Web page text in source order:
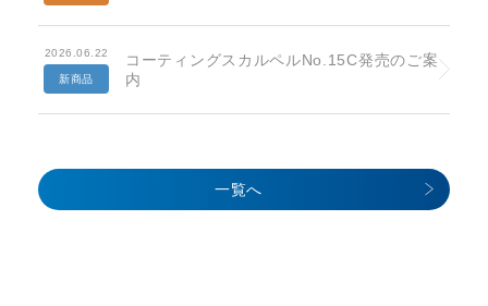
2026.06.22
新商品
コーティングスカルペルNo.15C発売のご案
内
一覧へ